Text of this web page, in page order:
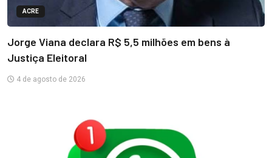
ACRE
Jorge Viana declara R$ 5,5 milhões em bens à
Justiça Eleitoral
4 de agosto de 2026